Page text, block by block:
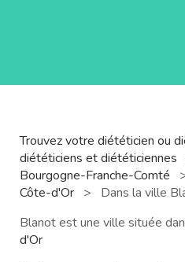
Trouvez votre diététicien ou
diététiciens et diététiciennes
Bourgogne-Franche-Comté
Côte-d'Or >
Dans la ville
Blanot est une ville située
d'Or